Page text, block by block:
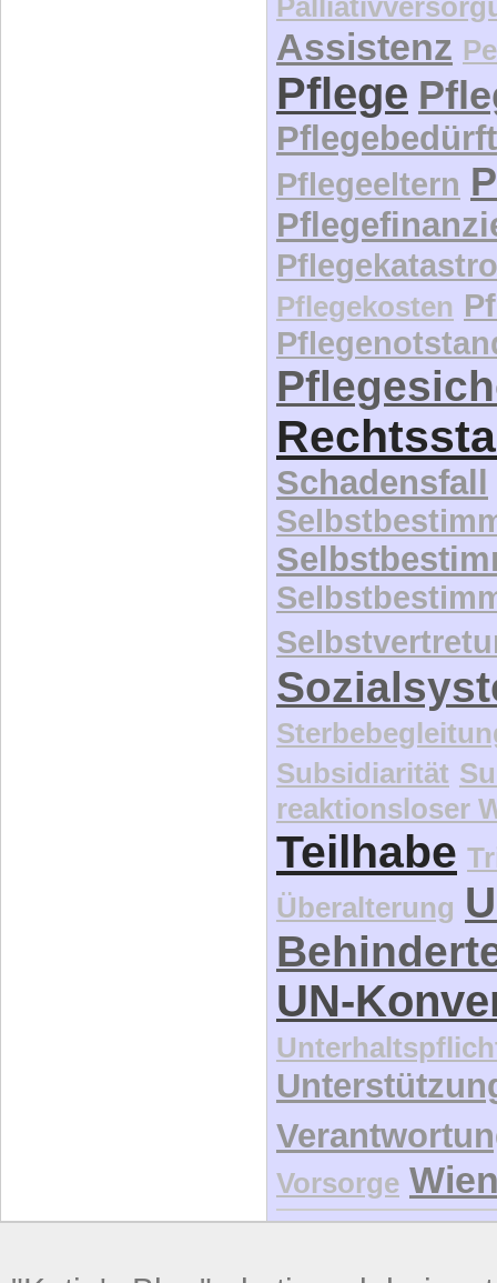
Pflege
Pflegeeltern
Pflegekosten
Schadensfall
Subsidiarität
reaktionsloser
Teilhabe
Überalterung
UN-
Vorsorge